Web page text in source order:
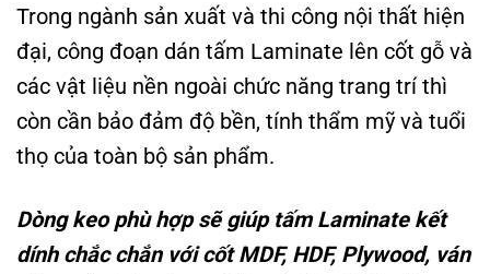
Trong ngành sản xuất và thi công nội thất hiện
đại, công đoạn dán tấm Laminate lên cốt gỗ và
các vật liệu nền ngoài chức năng trang trí thì
còn cần bảo đảm độ bền, tính thẩm mỹ và tuổi
thọ của toàn bộ sản phẩm.
Dòng keo phù hợp sẽ giúp tấm Laminate kết
dính chắc chắn với cốt MDF, HDF, Plywood, ván